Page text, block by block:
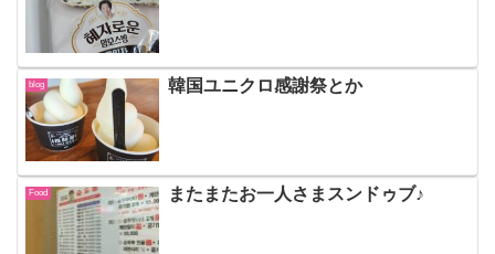
blog 韓国ユニクロ感謝祭とか
Food またまたお一人さまスンドゥブ♪